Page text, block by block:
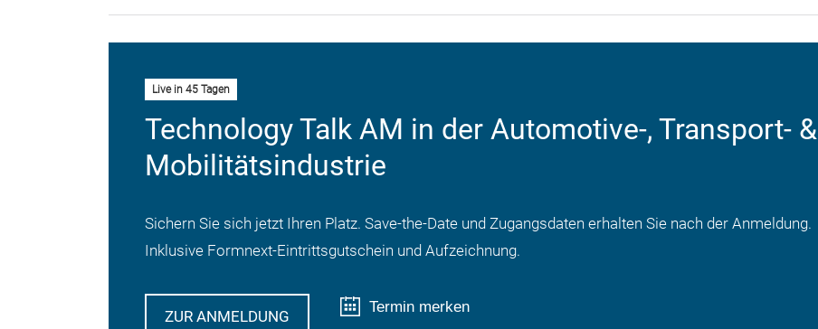
Live in 45 Tagen
Technology Talk AM in der Automotive-, Transport- &
Mobilitätsindustrie
Sichern Sie sich jetzt Ihren Platz. Save-the-Date und Zugangsdaten erhalten Sie nach der Anmeldung.
Inklusive Formnext-Eintrittsgutschein und Aufzeichnung.
ZUR ANMELDUNG
Termin merken